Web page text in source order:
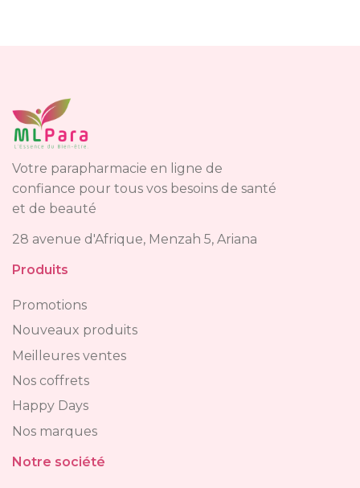
Votre parapharmacie en ligne de
confiance pour tous vos besoins de santé
et de beauté
28 avenue d'Afrique, Menzah 5, Ariana
Produits
Promotions
Nouveaux produits
Meilleures ventes
Nos coffrets
Happy Days
Nos marques
Notre société